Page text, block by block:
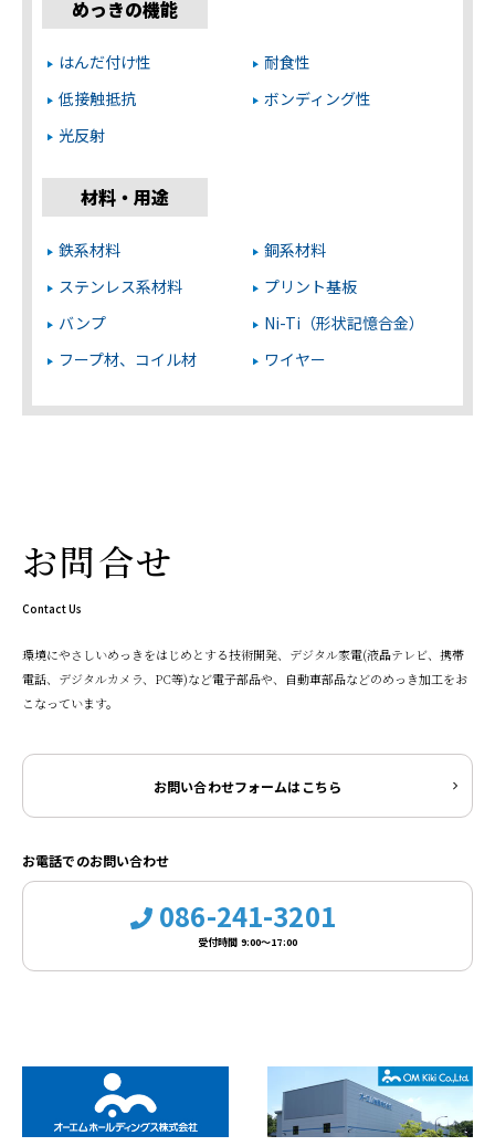
めっきの機能
はんだ付け性
耐食性
低接触抵抗
ボンディング性
光反射
材料・用途
鉄系材料
銅系材料
ステンレス系材料
プリント基板
バンプ
Ni-Ti（形状記憶合金）
フープ材、コイル材
ワイヤー
お問合せ
Contact Us
環境にやさしいめっきをはじめとする技術開発、デジタル家電(液晶テレビ、携帯
電話、デジタルカメラ、PC等)など電子部品や、自動車部品などのめっき加工をお
こなっています。
お問い合わせフォームはこちら
お電話でのお問い合わせ
086-241-3201
受付時間 9:00～17:00